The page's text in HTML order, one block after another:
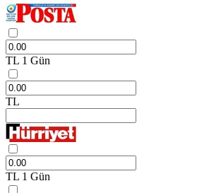
TL 1 Gün
TL
TL 1 Gün